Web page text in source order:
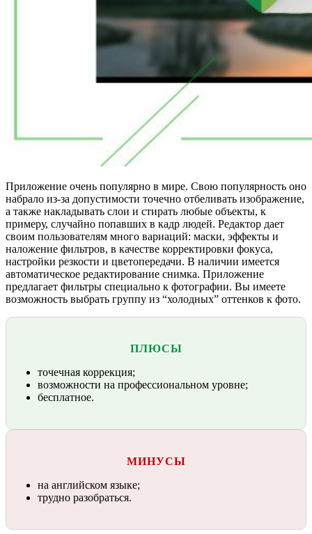
Приложение очень популярно в мире. Свою популярность оно
набрало из-за допустимости точечно отбеливать изображение,
а также накладывать слои и стирать любые объекты, к
примеру, случайно попавших в кадр людей. Редактор дает
своим пользователям много вариаций: маски, эффекты и
наложение фильтров, в качестве корректировки фокуса,
настройки резкости и цветопередачи. В наличии имеется
автоматическое редактирование снимка. Приложение
предлагает фильтры специально к фотографии. Вы имеете
возможность выбрать группу из “холодных” оттенков к фото.
ПЛЮСЫ
точечная коррекция;
возможности на профессиональном уровне;
бесплатное.
МИНУСЫ
на английском языке;
трудно разобраться.